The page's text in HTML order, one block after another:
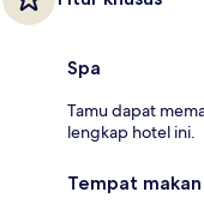
Spa
Tamu dapat
lengkap hotel ini.
Tempat makan